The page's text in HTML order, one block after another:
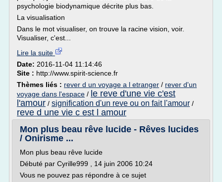
psychologie biodynamique décrite plus bas.
La visualisation
Dans le mot visualiser, on trouve la racine vision, voir.
Visualiser, c'est...
Lire la suite
Date: 2016-11-04 11:14:46
Site : http://www.spirit-science.fr
Thèmes liés : rever d un voyage a l etranger / rever d'un
voyage dans l'espace / le reve d'une vie c'est
l'amour / signification d'un reve ou on fait l'amour /
reve d une vie c est l amour
Mon plus beau rêve lucide - Rêves lucides
/ Onirisme ...
Mon plus beau rêve lucide
Débuté par Cyrille999 , 14 juin 2006 10:24
Vous ne pouvez pas répondre à ce sujet